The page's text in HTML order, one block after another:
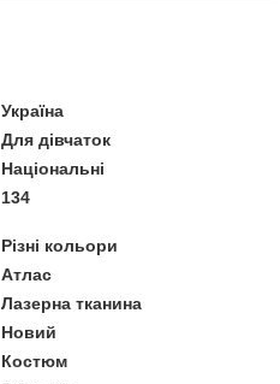
Україна
Для дівчаток
Національні
134
Різні кольори
Атлас
Лазерна тканина
Новий
Костюм